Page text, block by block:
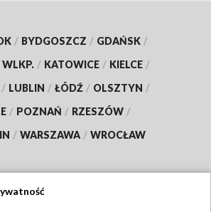
/ BYDGOSZCZ / GDAŃSK /
/ KATOWICE / KIELCE /
/ LUBLIN / ŁÓDŹ / OLSZTYN /
/ POZNAŃ / RZESZÓW /
/ WARSZAWA / WROCŁAW